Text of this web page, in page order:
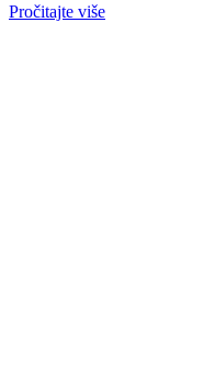
Pročitajte više